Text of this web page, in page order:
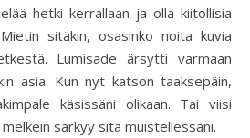
hetki kerrallaan ja olla kiitollisia
sitäkin, osasinko noita kuvia
Lumisade ärsytti varmaan
asia. Kun nyt katson taaksepäin,
käsissäni olikaan. Tai viisi
särkyy sitä muistellessani.